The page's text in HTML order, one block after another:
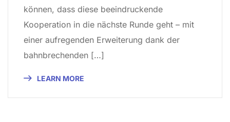
können, dass diese beeindruckende
Kooperation in die nächste Runde geht – mit
einer aufregenden Erweiterung dank der
bahnbrechenden […]
LEARN MORE